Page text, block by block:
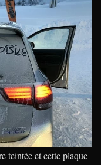
teintée et cette plaque